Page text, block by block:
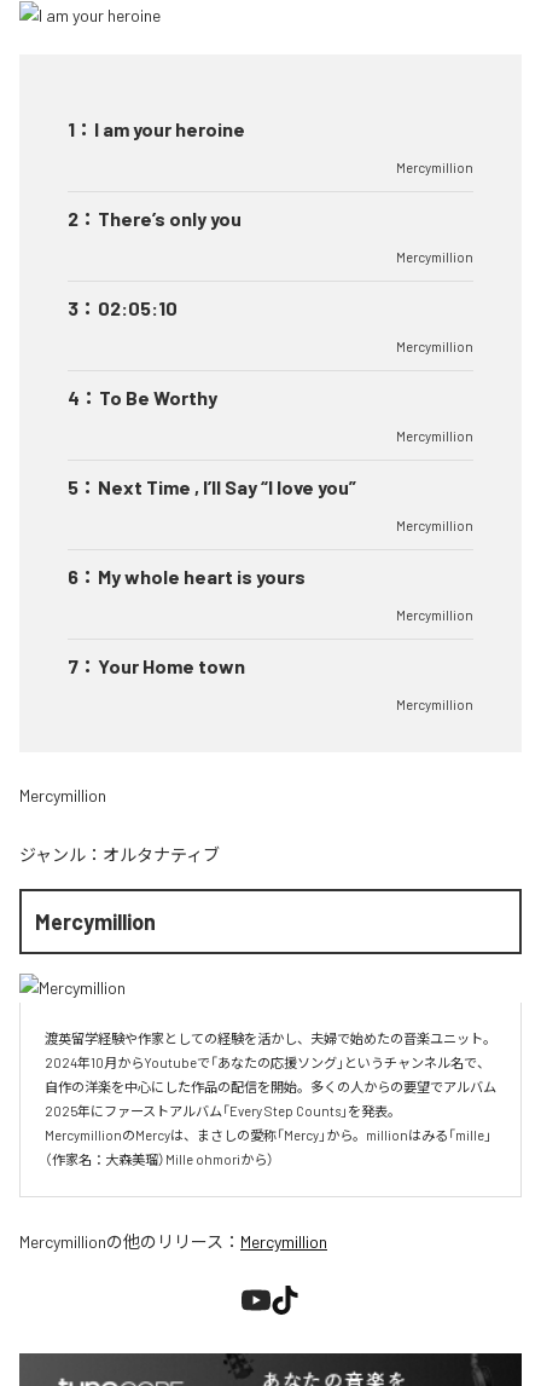
1 ： I am your heroine
Mercymillion
2 ： There’s only you
Mercymillion
3 ： 02:05:10
Mercymillion
4 ： To Be Worthy
Mercymillion
5 ： Next Time , I’ll Say “I love you”
Mercymillion
6 ： My whole heart is yours
Mercymillion
7 ： Your Home town
Mercymillion
Mercymillion
ジャンル： オルタナティブ
Mercymillion
渡英留学経験や作家としての経験を活かし、夫婦で始めたの音楽ユニット。
2024年10月からYoutubeで「あなたの応援ソング」というチャンネル名で、
自作の洋楽を中心にした作品の配信を開始。多くの人からの要望でアルバム
2025年にファーストアルバム「Every Step Counts」を発表。
MercymillionのMercyは、まさしの愛称「Mercy」から。millionはみる「mille」
（作家名：大森美瑠）Mille ohmoriから）
Mercymillionの他のリリース： Mercymillion